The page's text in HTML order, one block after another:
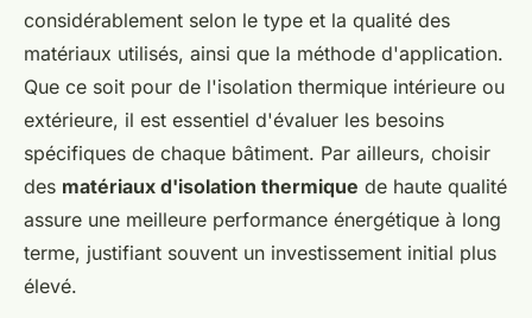
considérablement selon le type et la qualité des
matériaux utilisés, ainsi que la méthode d'application.
Que ce soit pour de l'isolation thermique intérieure ou
extérieure, il est essentiel d'évaluer les besoins
spécifiques de chaque bâtiment. Par ailleurs, choisir
des matériaux d'isolation thermique de haute qualité
assure une meilleure performance énergétique à long
terme, justifiant souvent un investissement initial plus
élevé.